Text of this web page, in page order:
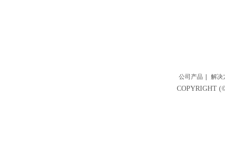
公司产品 解决
COPYRIGHT